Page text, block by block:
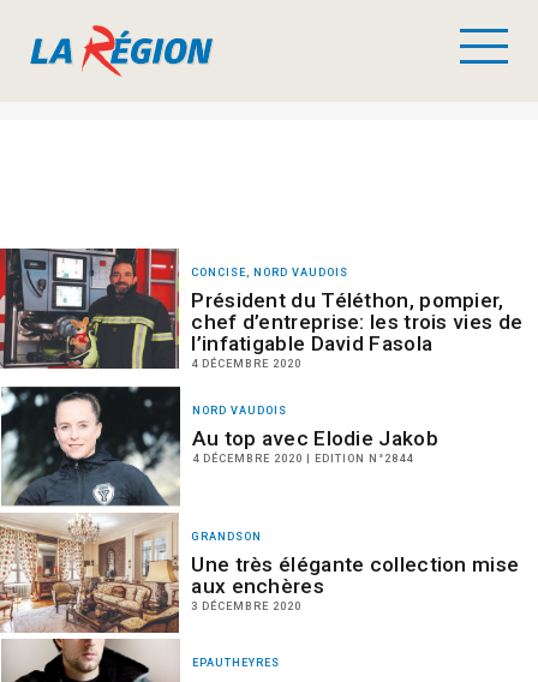
CONCISE, NORD VAUDOIS
Président du Téléthon, pompier,
chef d’entreprise: les trois vies de
l’infatigable David Fasola
4 DÉCEMBRE 2020
NORD VAUDOIS
Au top avec Elodie Jakob
4 DÉCEMBRE 2020 | EDITION N°2844
GRANDSON
Une très élégante collection mise
aux enchères
3 DÉCEMBRE 2020
EPAUTHEYRES